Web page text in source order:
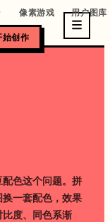
像素游戏 用户图库
始创作
色这个问题。拼
一套配色，效果
度、同色系渐